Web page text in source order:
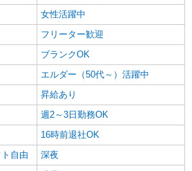
駅近く】障がい者の自立支援★軽作業の
給1450〜2062円 ＜日払い有/交通費全額支給
ン代含む）＞
市東区//交通費全支給
詳細を見る
女性活躍中
フリーター歓迎
ブランクOK
エルダー（50代～）活躍中
昇給あり
週2～3日勤務OK
16時前退社OK
自由
深夜